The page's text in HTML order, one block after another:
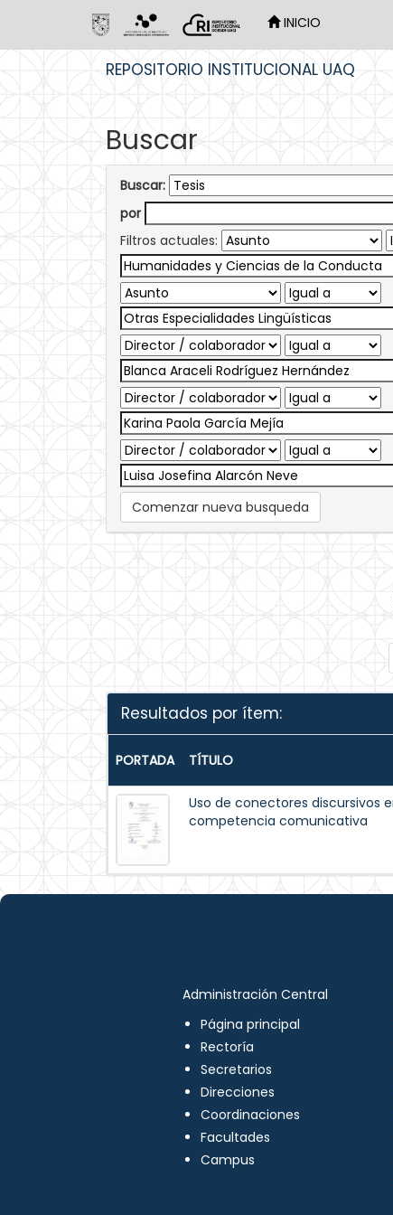
INICIO
REPOSITORIO INSTITUCIONAL UAQ
Buscar
Buscar:
por
Filtros actuales:
Comenzar nueva busqueda
Resultados por ítem:
PORTADA TÍTULO
Uso de conectores discursivos
competencia comunicativa
Administración Central
Página principal
Rectoría
Secretarios
Direcciones
Coordinaciones
Facultades
Campus